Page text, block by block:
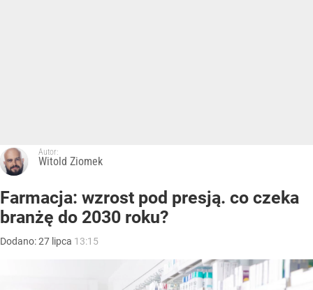
Autor:
Witold Ziomek
Farmacja: wzrost pod presją. co czeka
branżę do 2030 roku?
Dodano:27 lipca 13:15